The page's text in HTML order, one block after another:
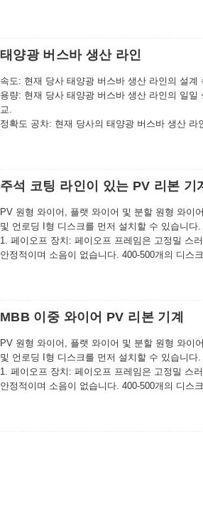
태양광 버스바 생산 라인
속도: 현재 당사 태양광 버스바 생산 라인의 설
용량: 현재 당사 태양광 버스바 생산 라인의 일
교.
정확도 공차: 현재 당사의 태양광 버스바 생산
주석 도금: 주석 도금 기계의 에어 나이프는 유
린이 설정되고 주석 도금층이 균일합니다.
주석 코팅 라인이 있는 PV 리본 기
PV 원형 와이어, 플랫 와이어 및 분할 원형 와이
및 언로딩 I형 디스크를 먼저 설치할 수 있습니다.
1. 페이오프 장치: 페이오프 프레임은 고정밀 스
안정적이며 소음이 없습니다. 400-500개의 디스
2. 어닐링 장치: 상부 및 하부 어닐링 롤은 적색
드는 모터의 속도 차이를 조정합니다. 전위차계
리지 않도록 보장합니다. 용접 스트립의 품질 일
MBB 이중 와이어 PV 리본 기계
PV 원형 와이어, 플랫 와이어 및 분할 원형 와이
및 언로딩 I형 디스크를 먼저 설치할 수 있습니다.
1. 페이오프 장치: 페이오프 프레임은 고정밀 스
안정적이며 소음이 없습니다. 400-500개의 디스
2. 어닐링 장치: 상부 및 하부 어닐링 롤은 적색
드는 모터의 속도 차이를 조정합니다. 전위차계